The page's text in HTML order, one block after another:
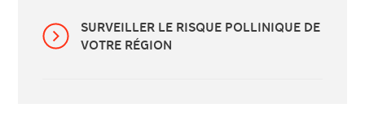
SURVEILLER LE RISQUE POLLINIQUE DE
VOTRE RÉGION